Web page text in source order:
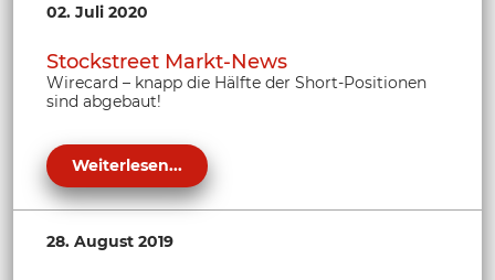
02. Juli 2020
Stockstreet Markt-News
Wirecard – knapp die Hälfte der Short-Positionen
sind abgebaut!
Weiterlesen...
28. August 2019